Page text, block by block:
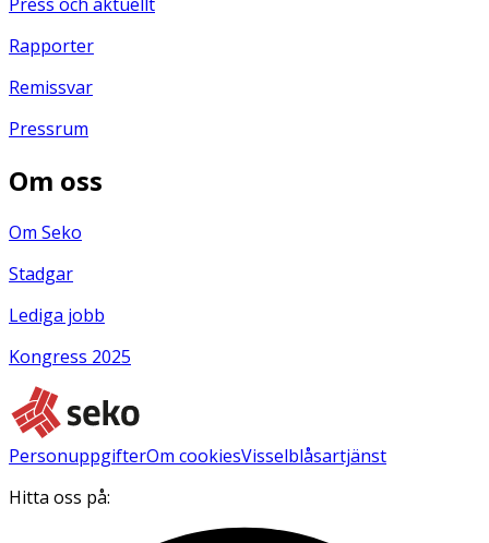
Rapporter
Remissvar
Pressrum
Om oss
Om Seko
Stadgar
Lediga jobb
Kongress 2025
PersonuppgifterOm cookiesVisselblåsartjänst
Hitta oss på: